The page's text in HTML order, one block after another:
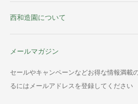
西和造園について
メールマガジン
セールやキャンペーンなどお得な情報満載
るにはメールアドレスを登録してください